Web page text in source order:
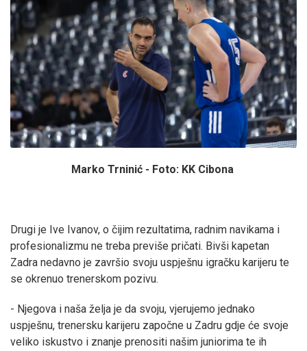
Marko Trninić - Foto: KK Cibona
Drugi je Ive Ivanov, o čijim rezultatima, radnim navikama i
profesionalizmu ne treba previše pričati. Bivši kapetan
Zadra nedavno je završio svoju uspješnu igračku karijeru te
se okrenuo trenerskom pozivu.
- Njegova i naša želja je da svoju, vjerujemo jednako
uspješnu, trenersku karijeru započne u Zadru gdje će svoje
veliko iskustvo i znanje prenositi našim juniorima te ih